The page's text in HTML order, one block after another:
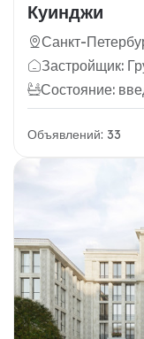
Куинджи
Санкт-
Застройщик:
Состояние:
Объявлений: 33